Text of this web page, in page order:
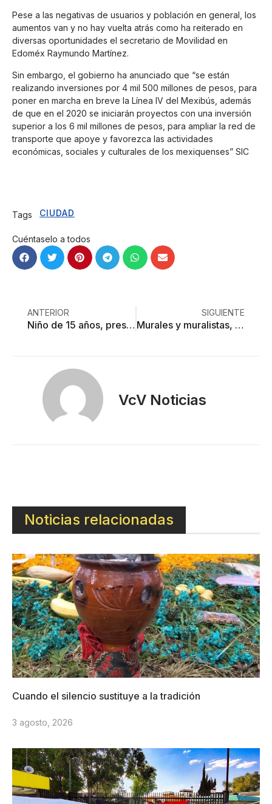
Pese a las negativas de usuarios y población en general, los
aumentos van y no hay vuelta atrás como ha reiterado en
diversas oportunidades el secretario de Movilidad en
Edoméx Raymundo Martínez.
Sin embargo, el gobierno ha anunciado que “se están
realizando inversiones por 4 mil 500 millones de pesos, para
poner en marcha en breve la Línea IV del Mexibús, además
de que en el 2020 se iniciarán proyectos con una inversión
superior a los 6 mil millones de pesos, para ampliar la red de
transporte que apoye y favorezca las actividades
económicas, sociales y culturales de los mexiquenses” SIC
Tags CIUDAD
Cuéntaselo a todos
ANTERIOR
Niño de 15 años, presunto culpable de feminicidio en Chapingo
SIGUIENTE
Murales y muralistas, patrimonio vivo del Palacio de Gobierno
VcV Noticias
Noticias relacionadas
Cuando el silencio sustituye a la tradición
3 agosto, 2026